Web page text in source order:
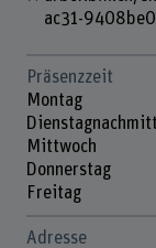
ac31-
Präsenzzeit
Montag
Mittwoch
Donnerstag
Freitag
Adresse